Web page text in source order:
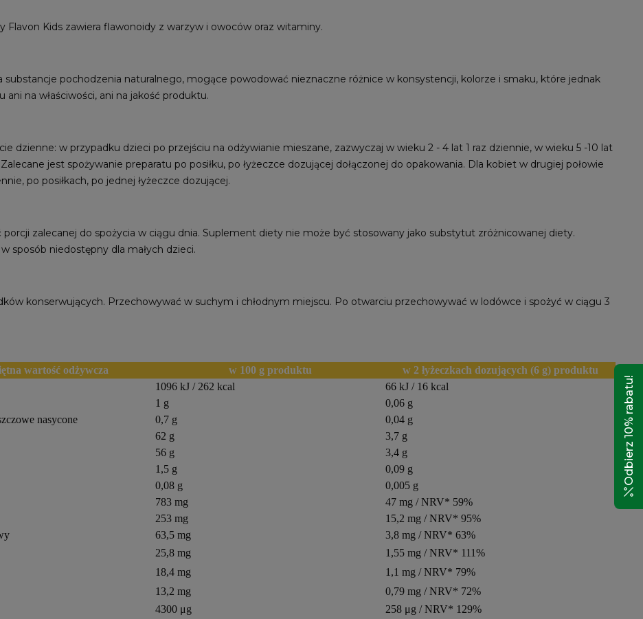
Flavon Kids zawiera flawonoidy z warzyw i owoców oraz witaminy.
substancje pochodzenia naturalnego, mogące powodować nieznaczne różnice w konsystencji, kolorze i smaku, które jednak
ani na właściwości, ani na jakość produktu.
dzienne: w przypadku dzieci po przejściu na odżywianie mieszane, zazwyczaj w wieku 2 - 4 lat 1 raz dziennie, w wieku 5 -10 lat
jest spożywanie preparatu po posiłku, po łyżeczce dozującej dołączonej do opakowania. Dla kobiet w drugiej połowie
po posiłkach, po jednej łyżeczce dozującej.
porcji zalecanej do spożycia w ciągu dnia. Suplement diety nie może być stosowany jako substytut zróżnicowanej diety.
sposób niedostępny dla małych dzieci.
konserwujących. Przechowywać w suchym i chłodnym miejscu. Po otwarciu przechowywać w lodówce i spożyć w ciągu 3
wartość odżywcza w 100 g produktu w 2 łyżeczkach dozujących (6 g) produktu
1096 kJ / 262 kcal
66 kJ / 16 kcal
1 g
0,06 g
nasycone
0,7 g
0,04 g
62 g
3,7 g
56 g
3,4 g
1,5 g
0,09 g
0,08 g
0,005 g
783 mg
47 mg / NRV* 59%
253 mg
15,2 mg / NRV* 95%
63,5 mg
3,8 mg / NRV* 63%
25,8 mg
1,55 mg / NRV* 111%
18,4 mg
1,1 mg / NRV* 79%
13,2 mg
0,79 mg / NRV* 72%
4300 μg
258 μg / NRV* 129%
Odbierz 10% rabatu!